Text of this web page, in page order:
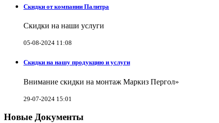
Скидки от компании Палитра
Скидки на наши услуги
05-08-2024 11:08
Скидки на нашу продукцию и услуги
Внимание скидки на монтаж Маркиз Пергол»
29-07-2024 15:01
Новые Документы